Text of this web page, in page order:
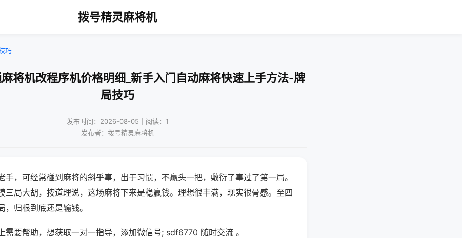
拨号精灵麻将机
巧
将机改程序机价格明细_新手入门自动麻将快速上手方法-牌
局技巧
发布时间：2026-08-05｜阅读：1
发布者：拨号精灵麻将机
手，可经常碰到麻将的斜乎事，出于习惯，不赢头一把，敷衍了事过了第一局。
三局大胡，按道理说，这场麻将下来是稳赢钱。理想很丰满，现实很骨感。至四
，归根到底还是输钱。
需要帮助，想获取一对一指导，添加微信号; sdf6770 随时交流 。